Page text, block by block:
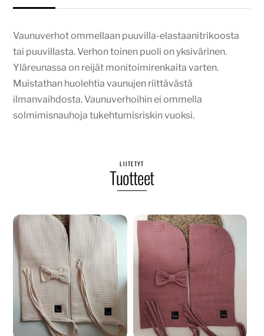
Vaunuverhot ommellaan puuvilla-elastaanitrikoosta
tai puuvillasta. Verhon toinen puoli on yksivärinen.
Yläreunassa on reijät monitoimirenkaita varten.
Muistathan huolehtia vaunujen riittävästä
ilmanvaihdosta. Vaunuverhoihin ei ommella
solmimisnauhoja tukehtumisriskin vuoksi.
LIITETYT
Tuotteet